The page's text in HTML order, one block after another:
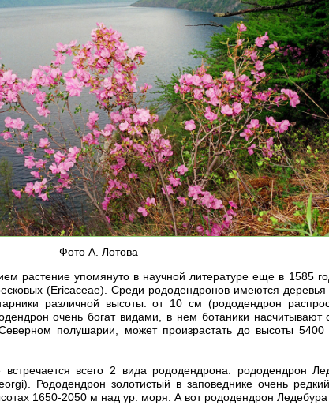
Фото А. Лотова
растение упомянуто в научной литературе еще в 1585
(Ericaceae). Среди рододендронов имеются
различной высоты: от 10 см (рододендрон
очень богат видами, в нем ботаники
полушарии, может произрастать до высоты
встречается всего 2 вида рододендрона: рододендрон
Рододендрон золотистый в заповеднике очень
1650-2050 м над ур. моря. А вот рододендрон